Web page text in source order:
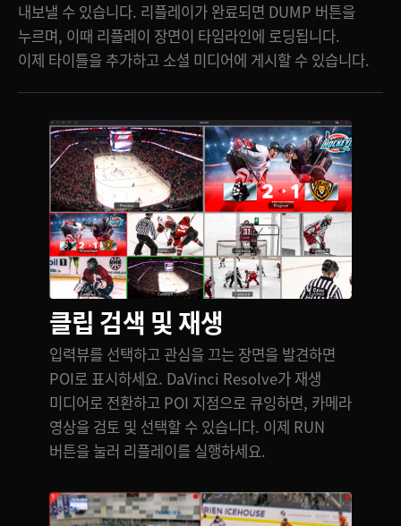
내보낼 수 있습니다. 리플레이가 완료되면 DUMP 버튼을
누르며, 이때 리플레이 장면이 타임라인에 로딩됩니다.
이제 타이틀을 추가하고 소셜 미디어에 게시할 수 있습니다.
클립 검색 및 재생
입력뷰를 선택하고 관심을 끄는 장면을 발견하면
POI로 표시하세요. DaVinci Resolve가 재생
미디어로 전환하고 POI 지점으로 큐잉하면, 카메라
영상을 검토 및 선택할 수 있습니다. 이제 RUN
버튼을 눌러 리플레이를 실행하세요.